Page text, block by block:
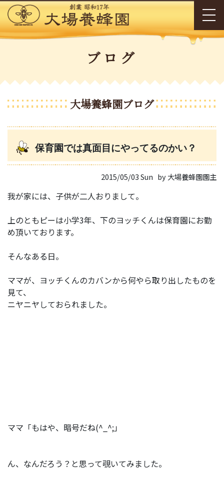
ブログ
大場養蜂園ブログ
保育園では真面目にやってるのかい？
2015/05/03 Sun by 大場養蜂園園主
我が家には、子供が二人おりまして。
上のともピーは小学3年、下のヨッチくんは保育園にお勤
め頂いております。
そんなある日。
ママが、ヨッチくんのカバンから何やら取り出したものを
見て、
ニヤニヤしておられました。
ママ「もはや、暗号だね(^_^;」
ん、なんだろう？と思って覗いてみました。